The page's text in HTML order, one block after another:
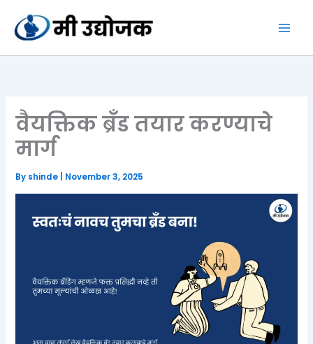
content
वैयक्तिक ब्रँड तयार करण्याचे
मार्ग
By shinde November 3, 2025